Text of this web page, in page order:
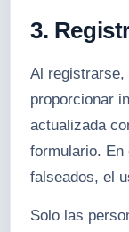
3.
Al registrarse,
proporcionar
actualizada
formulario. En
falseados, el
Solo las